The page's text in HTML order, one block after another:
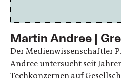
Martin Andree |
Der Medienwissenschaftler
Andree untersucht seit
Techkonzernen auf